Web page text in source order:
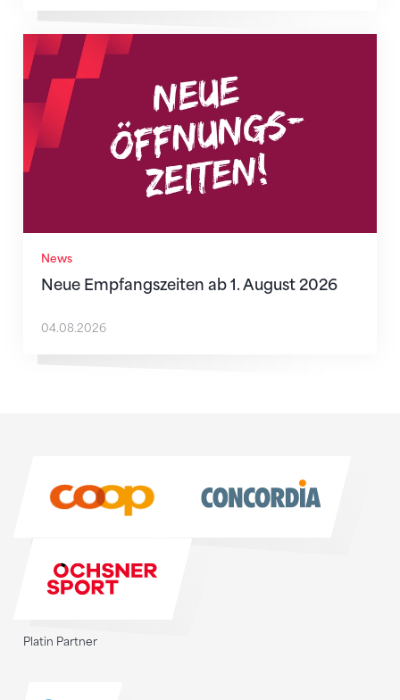
News
Neue Empfangszeiten ab 1. August 2026
Neue Empfangszeiten ab 1. August 2026
04.08.2026
Platin Partner